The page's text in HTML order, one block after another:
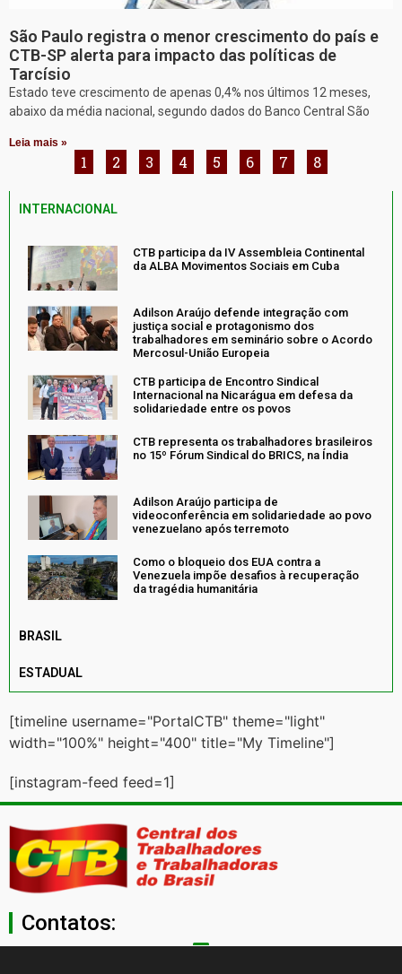
São Paulo registra o menor crescimento do país e
CTB-SP alerta para impacto das políticas de
Tarcísio
Estado teve crescimento de apenas 0,4% nos últimos 12 meses,
abaixo da média nacional, segundo dados do Banco Central São
Leia mais »
1 2 3 4 5 6 7 8
INTERNACIONAL
CTB participa da IV Assembleia Continental
da ALBA Movimentos Sociais em Cuba
Adilson Araújo defende integração com
justiça social e protagonismo dos
trabalhadores em seminário sobre o Acordo
Mercosul-União Europeia
CTB participa de Encontro Sindical
Internacional na Nicarágua em defesa da
solidariedade entre os povos
CTB representa os trabalhadores brasileiros
no 15º Fórum Sindical do BRICS, na Índia
Adilson Araújo participa de
videoconferência em solidariedade ao povo
venezuelano após terremoto
Como o bloqueio dos EUA contra a
Venezuela impõe desafios à recuperação
da tragédia humanitária
BRASIL
ESTADUAL
[timeline username="PortalCTB" theme="light"
width="100%" height="400" title="My Timeline"]
[instagram-feed feed=1]
Contatos: